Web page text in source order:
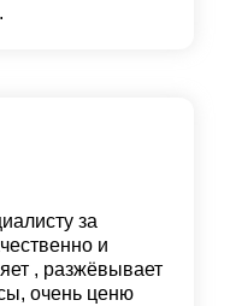
за
и
, разжёвывает
очень ценю